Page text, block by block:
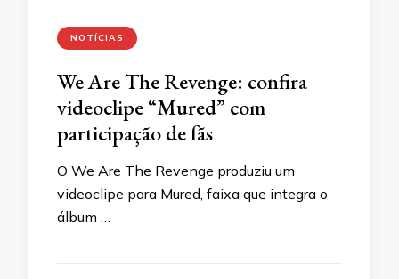
NOTÍCIAS
We Are The Revenge: confira
videoclipe “Mured” com
participação de fãs
O We Are The Revenge produziu um
videoclipe para Mured, faixa que integra o
álbum …